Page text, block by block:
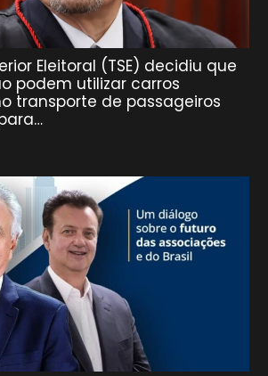
Eleitoral (TSE) decidiu que
podem utilizar carros
transporte de passageiros